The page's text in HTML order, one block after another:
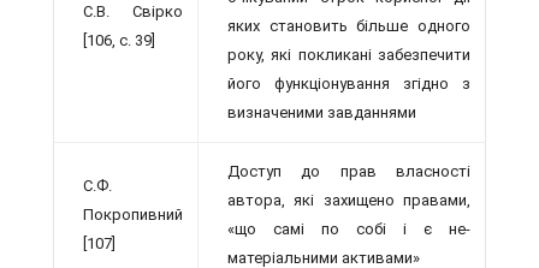
С.В. Свірко
[106, с. 39]
яких становить більше одно­го
року, які покликані забезпечити
його функціонування згідно з
визначеними завданнями
С.Ф.
Покропивний
[107]
Доступ до прав власності
автора, які за­хищено правами,
«що самі по собі і є не­
матеріальними активами»